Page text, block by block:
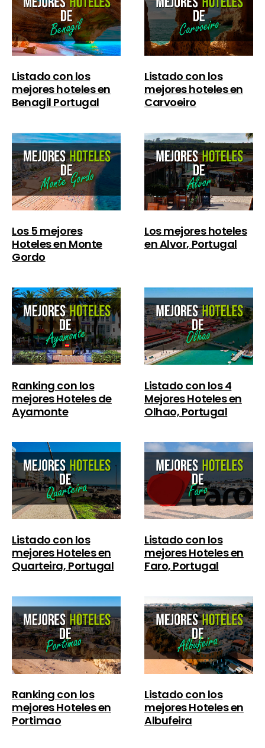
Listado con los
mejores hoteles en
Benagil Portugal
Listado con los
mejores hoteles en
Carvoeiro
Los 5 mejores
Hoteles en Monte
Gordo
Los mejores hoteles
en Alvor, Portugal
Ranking con los
mejores Hoteles de
Ayamonte
Listado con los 4
Mejores Hoteles en
Olhao, Portugal
Listado con los
mejores Hoteles en
Quarteira, Portugal
Listado con los
mejores Hoteles en
Faro, Portugal
Ranking con los
mejores Hoteles en
Portimao
Listado con los
mejores Hoteles en
Albufeira